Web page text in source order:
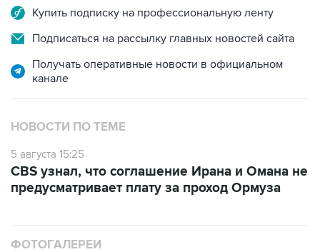
Подписаться на рассылку главных новостей сайта
Получать оперативные новости в официальном
НОВОСТИ ПО ТЕМЕ
5 августа 15:25
предусматривает плату за проход Ормуза